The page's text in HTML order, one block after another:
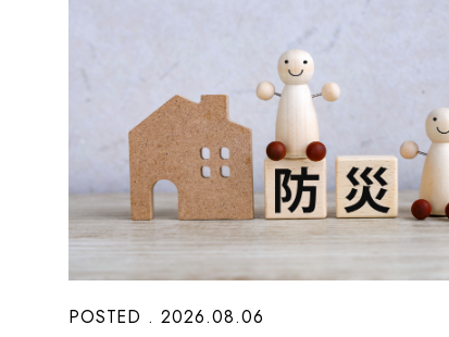
POSTED . 2026.08.06